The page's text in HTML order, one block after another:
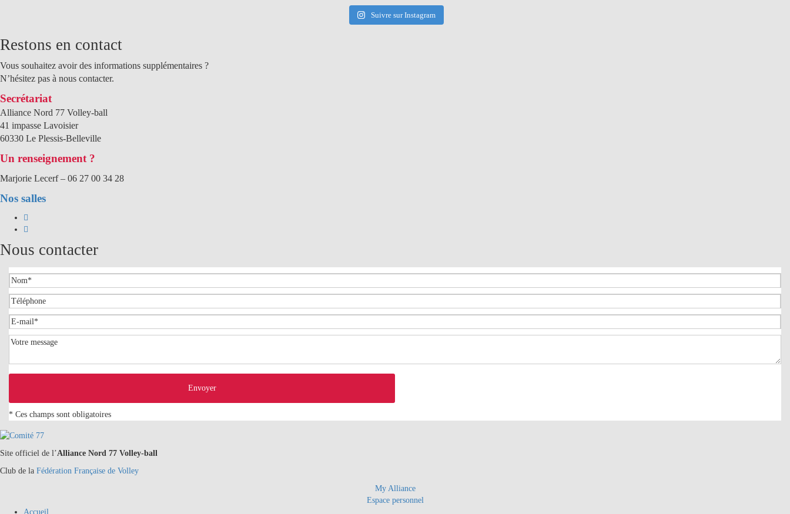
Suivre sur Instagram
Restons en contact
Vous souhaitez avoir des informations supplémentaires ?
N’hésitez pas à nous contacter.
Secrétariat
Alliance Nord 77 Volley-ball
41 impasse Lavoisier
60330 Le Plessis-Belleville
Un renseignement ?
Marjorie Lecerf – 06 27 00 34 28
Nos salles
Nous contacter
* Ces champs sont obligatoires
Site officiel de l’Alliance Nord 77 Volley-ball
Club de la Fédération Française de Volley
My Alliance
Espace personnel
Accueil